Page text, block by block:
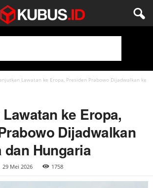
Lawatan ke Eropa, Presiden Prabowo Dijadwalkan ke
ke Eropa,
Dijadwalkan
Hungaria
29 Mei 2026 1758